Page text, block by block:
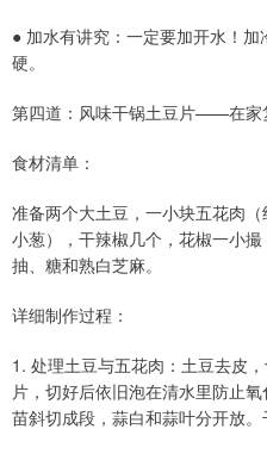
● 加水有讲究：一定要加开水！
硬。
第四道：风味干锅土豆片——在家
食材清单：
准备两个大土豆，一小块五花肉
小葱），干辣椒几个，花椒一小
抽、糖和熟白芝麻。
详细制作过程：
1. 处理土豆与五花肉：土豆去皮
片，切好后依旧泡在清水里防止
苗斜切成段，蒜白和蒜叶分开放。